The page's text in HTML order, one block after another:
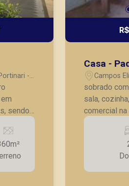
-
-
com
Jardim;
Casa -
Campos
sobrado
sala,
comercial
fundo, 2